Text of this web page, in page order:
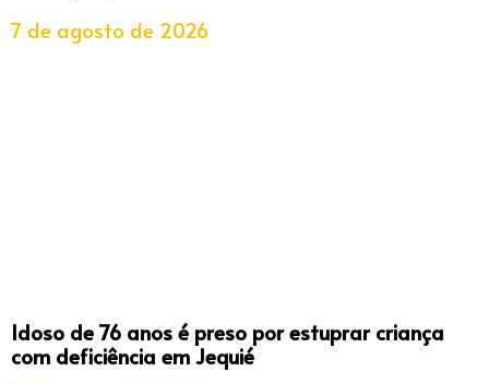
7 de agosto de 2026
Idoso de 76 anos é preso por estuprar criança
com deficiência em Jequié